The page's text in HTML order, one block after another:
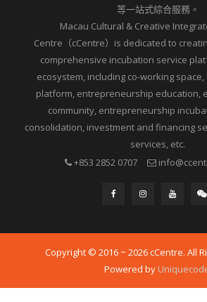
等一站式綜合服務。
Macau Cultural & Creative
Centre（cCentre）is dedicated to
comprehensive incubation service
ecosystem, including co-working
platform, entrepreneurship education,
community, entrepreneurship
consolidation, investment and financing
services, etc.
+853 2852 0707
Copyright © 2016 ~ 2026 cCentre. All
Powered by